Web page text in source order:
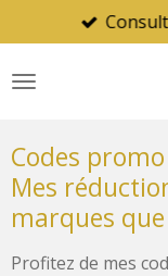
au
contenu
Codes
Mes
marques
Profitez de mes